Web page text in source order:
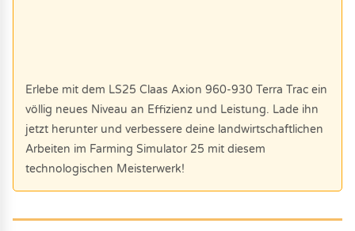
Erlebe mit dem LS25 Claas Axion 960-930 Terra Trac ein
völlig neues Niveau an Effizienz und Leistung. Lade ihn
jetzt herunter und verbessere deine landwirtschaftlichen
Arbeiten im Farming Simulator 25 mit diesem
technologischen Meisterwerk!